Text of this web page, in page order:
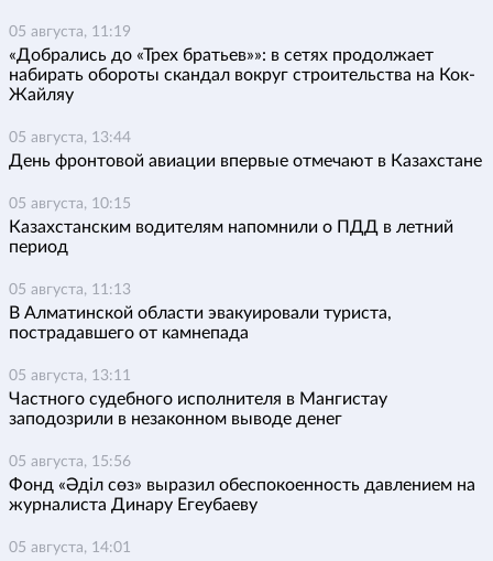
05 августа, 11:19
«Добрались до «Трех братьев»»: в сетях продолжает
набирать обороты скандал вокруг строительства на Кок-
Жайляу
05 августа, 13:44
День фронтовой авиации впервые отмечают в Казахстане
05 августа, 10:15
Казахстанским водителям напомнили о ПДД в летний
период
05 августа, 11:13
В Алматинской области эвакуировали туриста,
пострадавшего от камнепада
05 августа, 13:11
Частного судебного исполнителя в Мангистау
заподозрили в незаконном выводе денег
05 августа, 15:56
Фонд «Әділ сөз» выразил обеспокоенность давлением на
журналиста Динару Егеубаеву
05 августа, 14:01